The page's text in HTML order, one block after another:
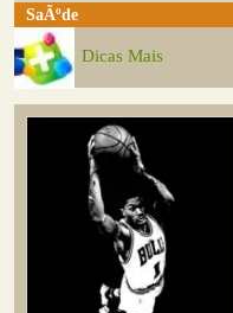
SaÃºde
Dicas Mais